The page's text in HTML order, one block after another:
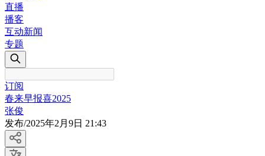
直播
播客
互动新闻
专题
订阅
春来早报喜2025
张俊
发布/2025年2月9日 21:43